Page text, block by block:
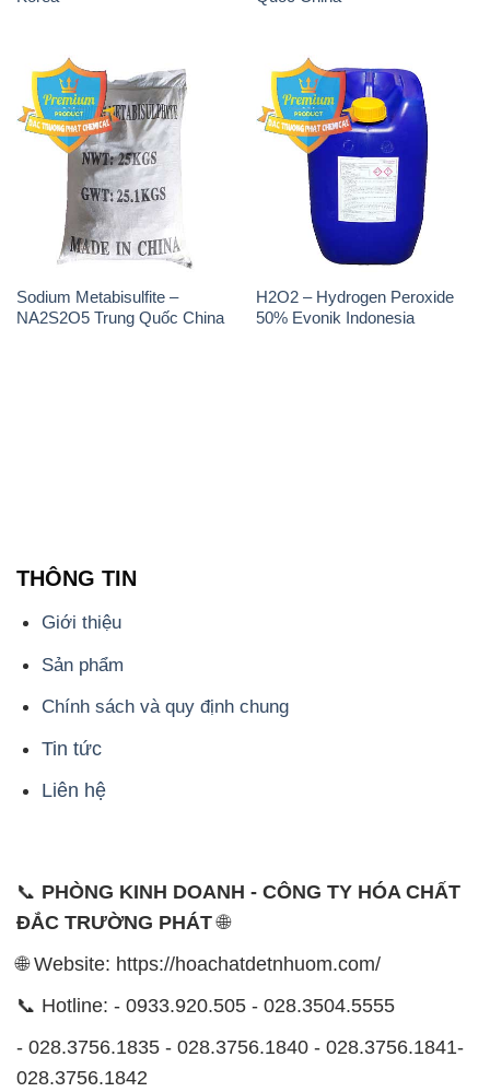
Sodium Metabisulfite –
NA2S2O5 Trung Quốc China
H2O2 – Hydrogen Peroxide
50% Evonik Indonesia
THÔNG TIN
Giới thiệu
Sản phẩm
Chính sách và quy định chung
Tin tức
Liên hệ
📞 PHÒNG KINH DOANH - CÔNG TY HÓA CHẤT
ĐẮC TRƯỜNG PHÁT🌐
🌐 Website: https://hoachatdetnhuom.com/
📞 Hotline: - 0933.920.505 - 028.3504.5555
- 028.3756.1835 - 028.3756.1840 - 028.3756.1841-
028.3756.1842